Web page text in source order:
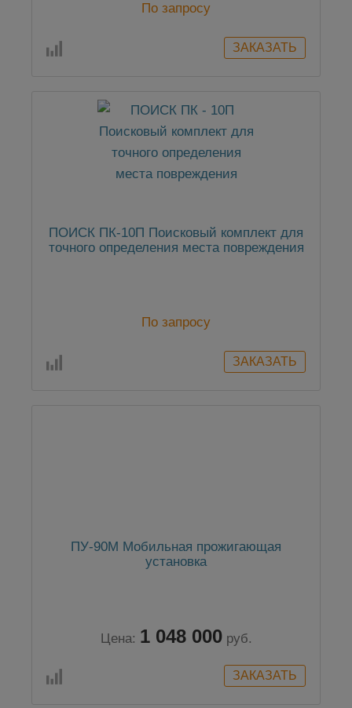
По запросу
ПОИСК ПК-10П Поисковый комплект для
точного определения места повреждения
По запросу
ПУ-90М Мобильная прожигающая
установка
Цена: 1 048 000 руб.